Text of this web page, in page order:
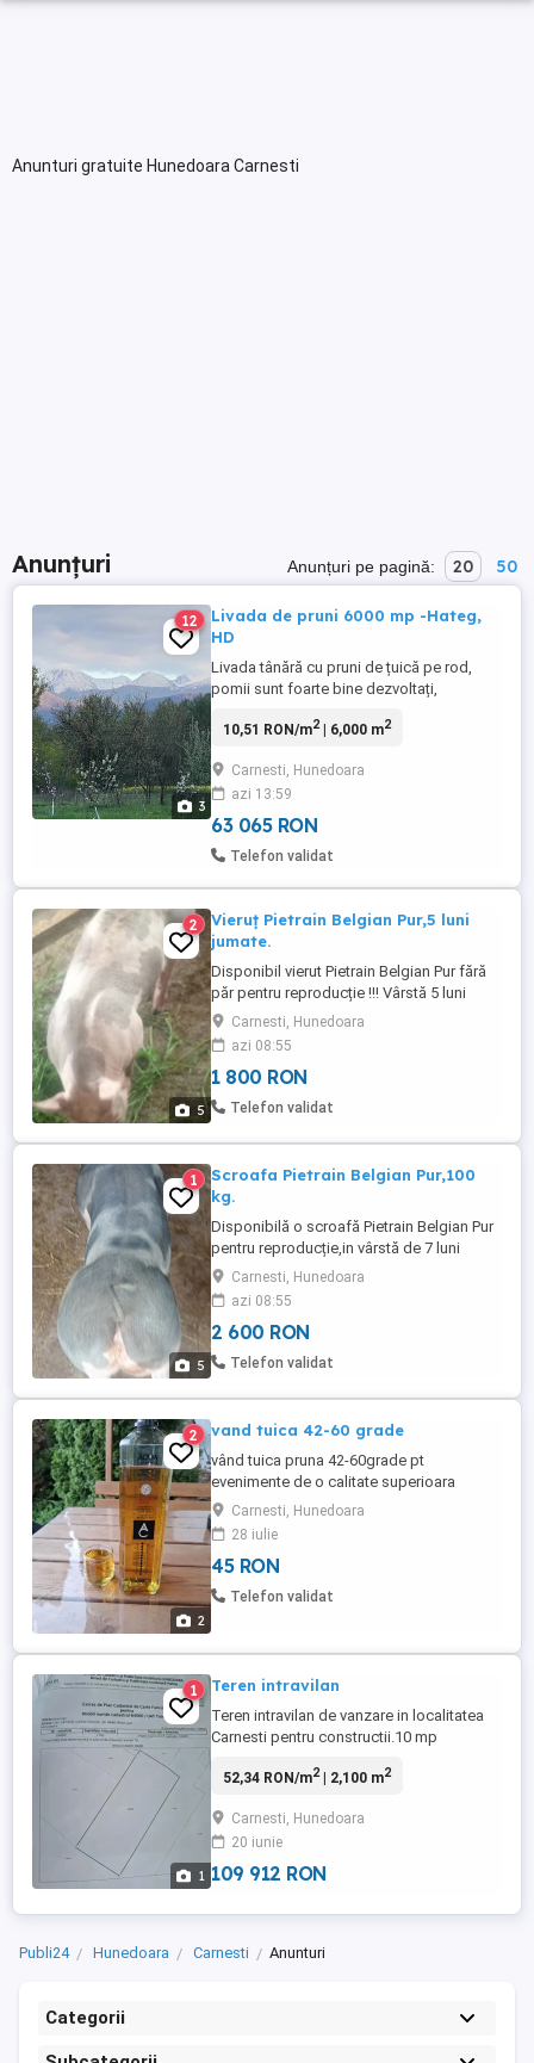
Anunturi gratuite Hunedoara Carnesti
Anunțuri Anunțuri pe pagină: 20 50
3
12
Livada de pruni 6000 mp -Hateg,
HD
Livada tânără cu pruni de țuică pe rod,
pomii sunt foarte bine dezvoltați,
10,51 RON/m2| 6,000 m2
Carnesti, Hunedoara
azi 13:59
63 065 RON
Telefon validat
5
2
Vieruț Pietrain Belgian Pur,5 luni
jumate.
Disponibil vierut Pietrain Belgian Pur fără
păr pentru reproducție !!! Vârstă 5 luni
jumate,foarte activ !! Musculatură
deosebită !!! Imunizat cu Vepured și
deparazitat cu Dectomax !!! Dețin ambii
părinți Pietrain Belgian !!! Judetul
Hunedoara Sat Cârnești !!!
Carnesti, Hunedoara
azi 08:55
1 800 RON
Telefon validat
5
1
Scroafa Pietrain Belgian Pur,100
kg.
Disponibilă o scroafă Pietrain Belgian Pur
pentru reproducție,in vârstă de 7 luni
jumate !!! Exemplar superb, cu o
musculatură deosebită!! Într-o lună se
poate monta !! A avut primul ciclu de
călduri !!! Are 100 kg aproximativ!! In
ultimele poze sunt și părinții din care
Carnesti, Hunedoara
azi 08:55
2 600 RON
Telefon validat
2
2 vand tuica 42-60 grade
vând tuica pruna 42-60grade pt
evenimente de o calitate superioara
vechime 8 ani
Carnesti, Hunedoara
28 iulie
45 RON
Telefon validat
1
1 Teren intravilan
Teren intravilan de vanzare in localitatea
Carnesti pentru constructii.10 mp
drum 50m
52,34 RON/m2| 2,100 m2
Carnesti, Hunedoara
20 iunie
109 912 RON
Publi24 Hunedoara Carnesti Anunturi
Categorii